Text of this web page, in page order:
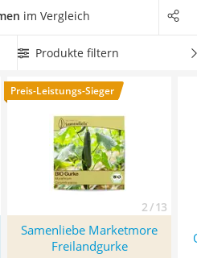
Bestäubung sorgen. Das
Chance. Wählen Sie jetzt aus
selbst angebaute Gurken
hat uns hier im August 2026
Gartenwelt Mini Snackgurke
im Vergleich
Produkte filtern
Preis-Leistungs-Sieger
2 / 13
Samenliebe Marketmore
Freilandgurke